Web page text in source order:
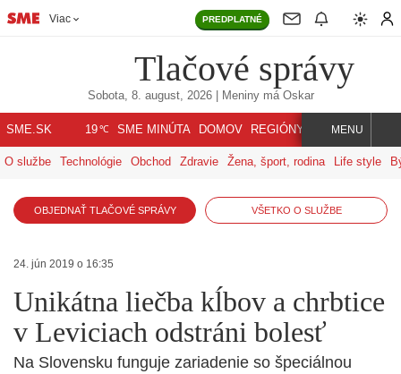
Viac PREDPLATNÉ
Tlačové správy
Sobota, 8. august, 2026| Meniny má Oskar
SME.SK 19℃ SME MINÚTA DOMOV REGIÓNY INDEX SVET
MENU
O službe Technológie Obchod Zdravie Žena, šport, rodina Life style
OBJEDNAŤ TLAČOVÉ SPRÁVY VŠETKO O SLUŽBE
24. jún 2019 o 16:35
Unikátna liečba kĺbov a chrbtice
v Leviciach odstráni bolesť
Na Slovensku funguje zariadenie so špeciálnou